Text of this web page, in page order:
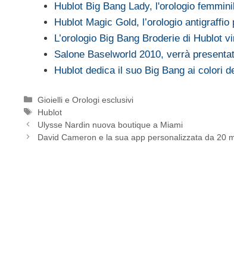
Hublot Big Bang Lady, l'orologio
Hublot Magic Gold, l’orologio antigraffio
L’orologio Big Bang Broderie di Hublot
Salone Baselworld 2010, verrà
Hublot dedica il suo Big Bang ai colori
Categorie
Gioielli e Orologi esclusivi
Tag
Hublot
Ulysse Nardin nuova boutique a Miami
David Cameron e la sua app personalizzata da 20